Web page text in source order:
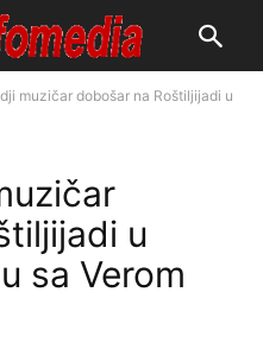
muzičar dobošar na Roštiljijadi u
u
sa Verom